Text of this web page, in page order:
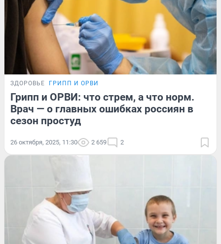
ЗДОРОВЬЕ ГРИПП И ОРВИ
Грипп и ОРВИ: что стрем, а что норм.
Врач — о главных ошибках россиян в
сезон простуд
26 октября, 2025, 11:30 2 659 2